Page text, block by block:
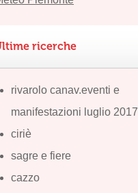
ricerche
rivarolo canav.eventi e
manifestazioni luglio 2017
ciriè
sagre e fiere
cazzo